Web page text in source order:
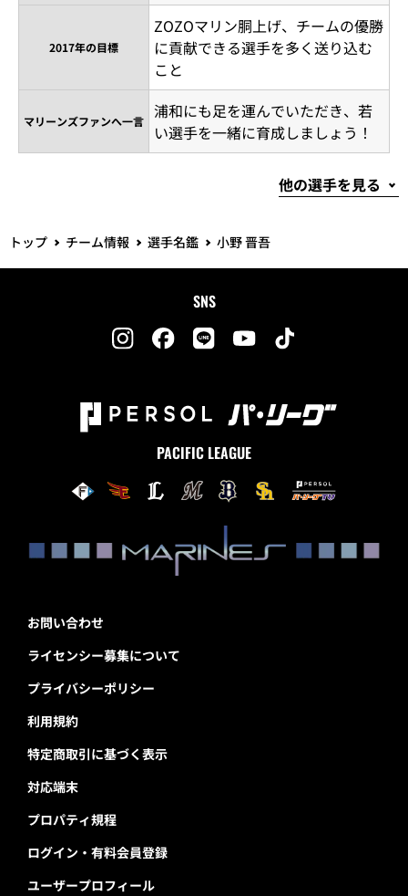
2017年の目標
ZOZOマリン胴上げ、チームの優勝
に貢献できる選手を多く送り込む
こと
マリーンズファンへ一言
浦和にも足を運んでいただき、若
い選手を一緒に育成しましょう！
トップ チーム情報 選手名鑑 小野 晋吾
SNS
PACIFIC LEAGUE
お問い合わせ
ライセンシー募集について
プライバシーポリシー
利用規約
特定商取引に基づく表示
対応端末
プロパティ規程
ログイン・有料会員登録
ユーザープロフィール